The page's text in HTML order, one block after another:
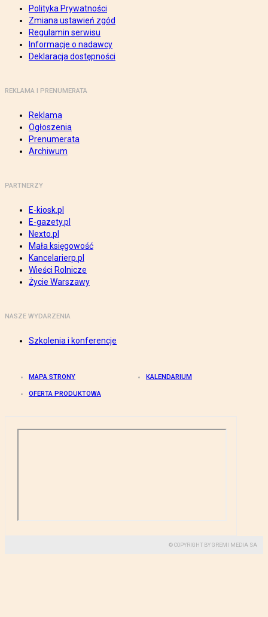
Polityka Prywatności
Zmiana ustawień zgód
Regulamin serwisu
Informacje o nadawcy
Deklaracja dostępności
REKLAMA I PRENUMERATA
Reklama
Ogłoszenia
Prenumerata
Archiwum
PARTNERZY
E-kiosk.pl
E-gazety.pl
Nexto.pl
Mała księgowość
Kancelarierp.pl
Wieści Rolnicze
Życie Warszawy
NASZE WYDARZENIA
Szkolenia i konferencje
MAPA STRONY KALENDARIUM
OFERTA PRODUKTOWA
© COPYRIGHT BY GREMI MEDIA SA